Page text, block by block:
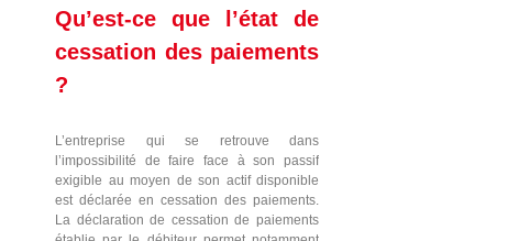
Qu’est-ce que l’état de
cessation des paiements
?
L’entreprise qui se retrouve dans
l’impossibilité de faire face à son passif
exigible au moyen de son actif disponible
est déclarée en cessation des paiements.
La déclaration de cessation de paiements